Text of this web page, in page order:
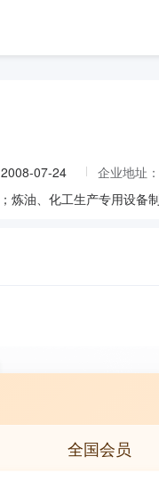
2008-07-24 企业地址：
全国会员